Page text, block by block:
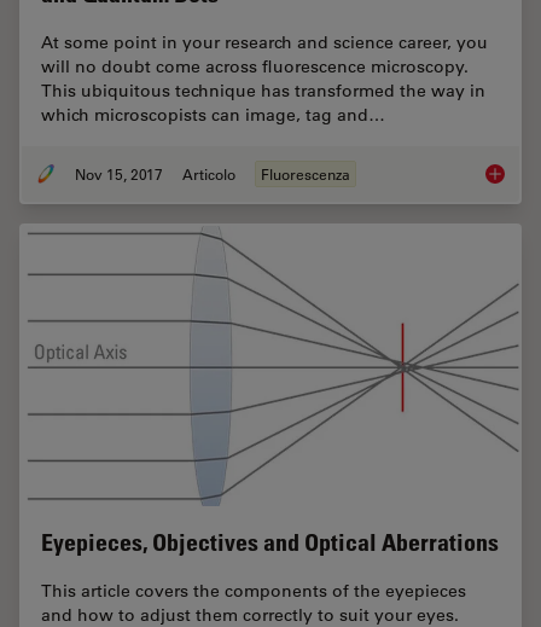
At some point in your research and science career, you
will no doubt come across fluorescence microscopy.
This ubiquitous technique has transformed the way in
which microscopists can image, tag and…
Nov 15, 2017 Articolo Fluorescenza The
Eyepieces, Objectives and Optical Aberrations
This article covers the components of the eyepieces
and how to adjust them correctly to suit your eyes.